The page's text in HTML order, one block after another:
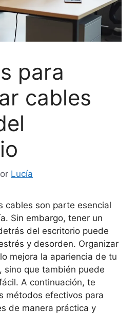
para
cables
Lucía
cables son parte esencial
Sin embargo, tener un
del escritorio puede
y desorden. Organizar
mejora la apariencia de tu
sino que también puede
A continuación, te
métodos efectivos para
de manera práctica y